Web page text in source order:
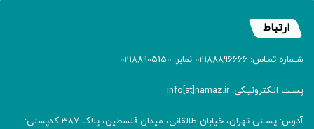
ارتباط
شـماره تمـاس: 02188896666 نمابر: 02188905150
پسـت الـکترونیـکی: info[at]namaz.ir
آدرس: پسـتی تهران، خیابان طالقانی، میدان فلسطین، پلاک 387 کدپستی: